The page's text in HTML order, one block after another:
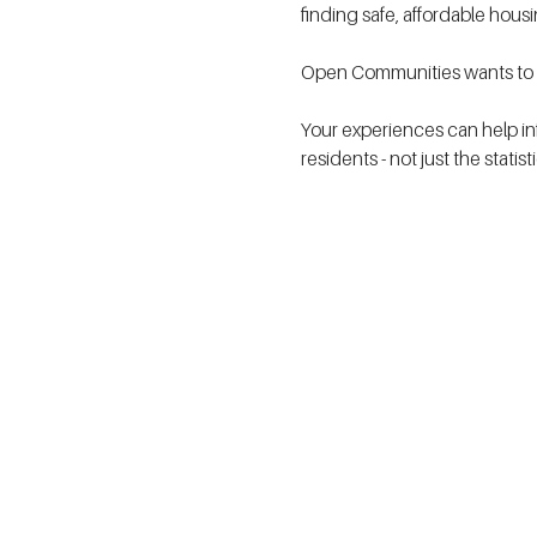
finding safe, affordable
Open Communities wants
Your experiences can help
residents - not just the